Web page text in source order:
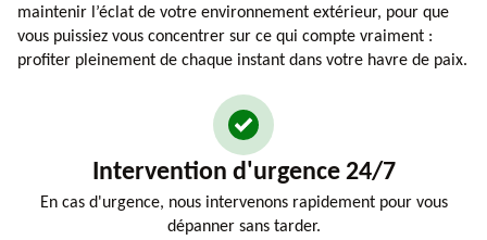
maintenir l’éclat de votre environnement extérieur, pour que
vous puissiez vous concentrer sur ce qui compte vraiment :
profiter pleinement de chaque instant dans votre havre de paix.
Intervention d'urgence 24/7
En cas d'urgence, nous intervenons rapidement pour vous
dépanner sans tarder.